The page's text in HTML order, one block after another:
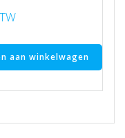
aan winkelwagen